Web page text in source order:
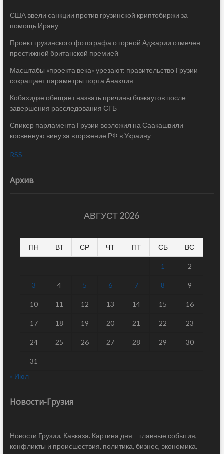
США ввели санкции против грузинской криптобиржи за
помощь Ирану
Проект грузинского фотографа о горной Аджарии отмечен
престижной британской премией
Масштабы «проекта века» урезают: правительство Грузии
сокращает параметры порта Анаклия
Кобахидзе обещает назвать причины блэкаутов после
завершения расследования СГБ
Спикер парламента Грузии возложил на Саакашвили
косвенную вину за вторжение РФ в Украину
RSS
Архив
АВГУСТ 2026
ПН ВТ СР ЧТ ПТ СБ ВС
1 2
3 4 5 6 7 8 9
10 11 12 13 14 15 16
17 18 19 20 21 22 23
24 25 26 27 28 29 30
31
« Июл
Новости-Грузия
Новости Грузии, Кавказа. Картина дня – главные события,
конфликты и происшествия, политика, бизнес, экономика,